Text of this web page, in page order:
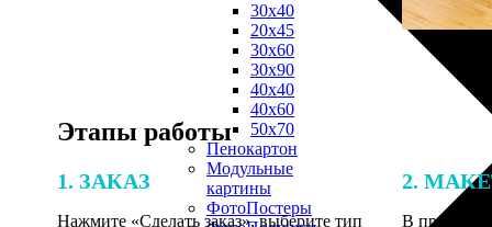
30х40
20х45
30х60
30х90
40х40
40х60
50х70
Пенокартон
Модульные
картины
ФотоПостеры
Этапы работы
1. ЗАКАЗ
Нажмите «Сделать заказ», выберите тип
2.
В процессе